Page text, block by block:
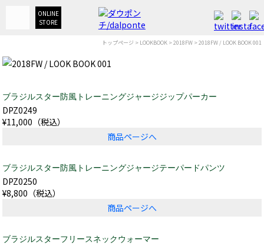
ONLINE
STORE
トップページ > LOOKBOOK>2018FW> 2018FW / LOOK BOOK 001
ブラジルスター防風トレーニングジャージジップパーカー
DPZ0249
¥11,000（税込）
商品ページへ
ブラジルスター防風トレーニングジャージテーパードパンツ
DPZ0250
¥8,800（税込）
商品ページへ
ブラジルスターフリースネックウォーマー